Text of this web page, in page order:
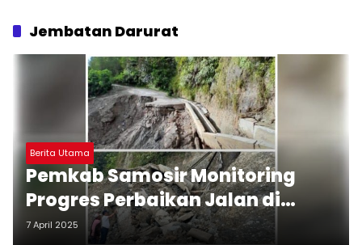
Jembatan Darurat
Berita Utama
Pemkab Samosir Monitoring
Progres Perbaikan Jalan di
Sigarantung yang Longsor
7 April 2025